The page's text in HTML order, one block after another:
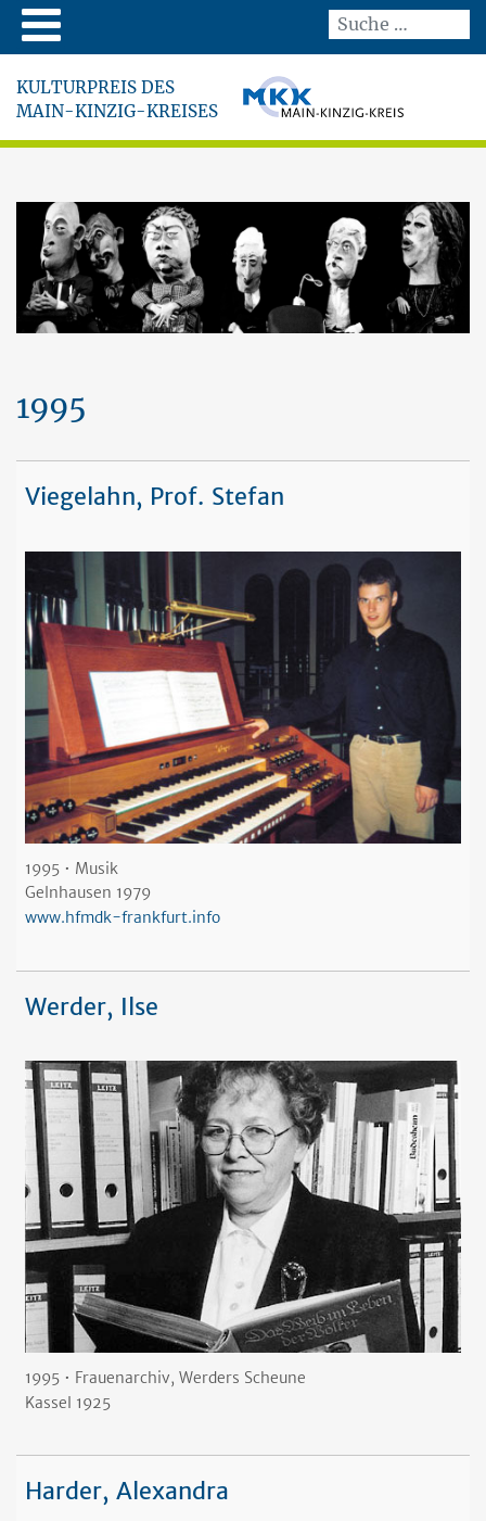
KULTURPREIS DES
MAIN-KINZIG-KREISES
1995
Viegelahn, Prof. Stefan
1995 • Musik
Gelnhausen 1979
www.hfmdk-frankfurt.info
Werder, Ilse
1995 • Frauenarchiv, Werders Scheune
Kassel 1925
Harder, Alexandra